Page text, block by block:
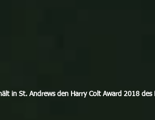
in St. Andrews den Harry Colt Award 2018